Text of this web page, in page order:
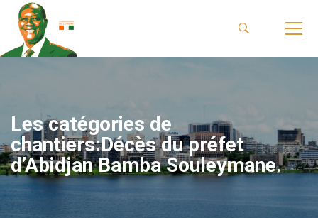
Les catégories de
chantiers:Décès du préfet
d’Abidjan Bamba Souleymane.